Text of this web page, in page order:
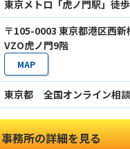
東京メトロ「虎ノ門駅」徒
〒105-0003 東京都港区⻄新
VZO虎ノ門9階
MAP
東京都 全国オンライン相
事務所の詳細を見る